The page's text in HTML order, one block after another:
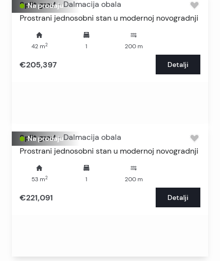
Na prodaju
Split grad - Dalmacija obala
Prostrani jednosobni stan u modernoj novogradnji
42m2 1 200m
€205,397 Detalji
Na prodaju
Split grad - Dalmacija obala
Prostrani jednosobni stan u modernoj novogradnji
53m2 1 200m
€221,091 Detalji